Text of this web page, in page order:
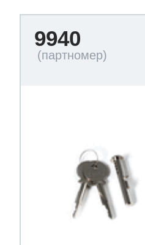
9940